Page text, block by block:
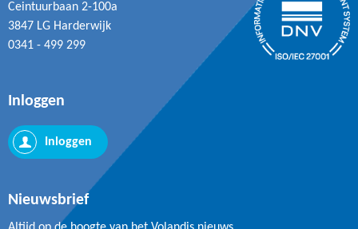
Ceintuurbaan 2-100a
3847 LG Harderwijk
0341 - 499 299
Nieuwsbrief
Inloggen
Inloggen